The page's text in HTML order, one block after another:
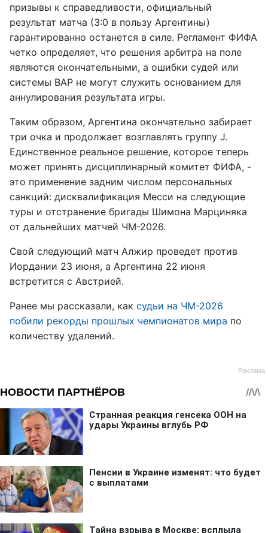
призывы к справедливости, официальный
результат матча (3:0 в пользу Аргентины)
гарантированно останется в силе. Регламент ФИФА
четко определяет, что решения арбитра на поле
являются окончательными, а ошибки судей или
системы ВАР не могут служить основанием для
аннулирования результата игры.
Таким образом, Аргентина окончательно забирает
три очка и продолжает возглавлять группу J.
Единственное реальное решение, которое теперь
может принять дисциплинарный комитет ФИФА, -
это применение задним числом персональных
санкций: дисквалификация Месси на следующие
туры и отстранение бригады Шимона Марциняка
от дальнейших матчей ЧМ-2026.
Свой следующий матч Алжир проведет против
Иордании 23 июня, а Аргентина 22 июня
встретится с Австрией.
Ранее мы рассказали, как судьи на ЧМ-2026
побили рекорды прошлых чемпионатов мира по
количеству удалений.